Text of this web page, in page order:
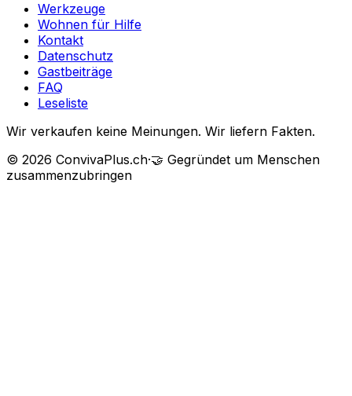
Werkzeuge
Wohnen für Hilfe
Kontakt
Datenschutz
Gastbeiträge
FAQ
Leseliste
Wir verkaufen keine Meinungen. Wir liefern Fakten.
© 2026 ConvivaPlus.ch·🤝 Gegründet um Menschen
zusammenzubringen